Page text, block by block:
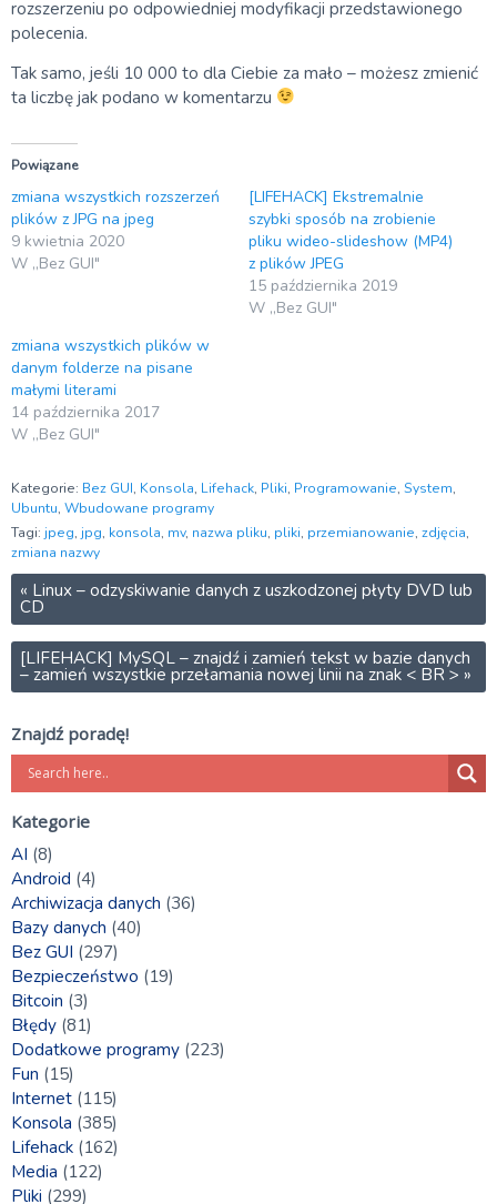
rozszerzeniu po odpowiedniej modyfikacji przedstawionego
polecenia.
Tak samo, jeśli 10 000 to dla Ciebie za mało – możesz zmienić
ta liczbę jak podano w komentarzu
Powiązane
zmiana wszystkich rozszerzeń
plików z JPG na jpeg
9 kwietnia 2020
W „Bez GUI"
[LIFEHACK] Ekstremalnie
szybki sposób na zrobienie
pliku wideo-slideshow (MP4)
z plików JPEG
15 października 2019
W „Bez GUI"
zmiana wszystkich plików w
danym folderze na pisane
małymi literami
14 października 2017
W „Bez GUI"
Kategorie: Bez GUI, Konsola, Lifehack, Pliki, Programowanie, System,
Ubuntu, Wbudowane programy
Tagi: jpeg, jpg, konsola, mv, nazwa pliku, pliki, przemianowanie, zdjęcia,
zmiana nazwy
« Linux – odzyskiwanie danych z uszkodzonej płyty DVD lub
CD
[LIFEHACK] MySQL – znajdź i zamień tekst w bazie danych
– zamień wszystkie przełamania nowej linii na znak < BR > »
Znajdź poradę!
Kategorie
AI (8)
Android (4)
Archiwizacja danych (36)
Bazy danych (40)
Bez GUI (297)
Bezpieczeństwo (19)
Bitcoin (3)
Błędy (81)
Dodatkowe programy (223)
Fun (15)
Internet (115)
Konsola (385)
Lifehack (162)
Media (122)
Pliki (299)